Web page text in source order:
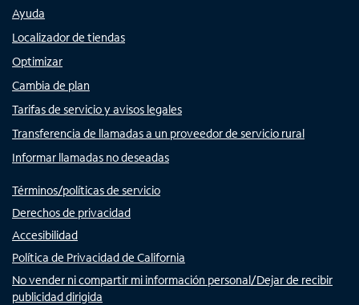
Ayuda
Localizador de tiendas
Optimizar
Cambia de plan
Tarifas de servicio y avisos legales
Transferencia de llamadas a un proveedor de servicio rural
Informar llamadas no deseadas
Términos/políticas de servicio
Derechos de privacidad
Accesibilidad
Política de Privacidad de California
No vender ni compartir mi información personal/Dejar de recibir
publicidad dirigida